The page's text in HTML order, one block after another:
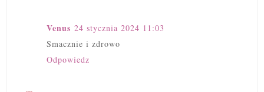
Venus 24 stycznia 2024 11:03
Smacznie i zdrowo
Odpowiedz